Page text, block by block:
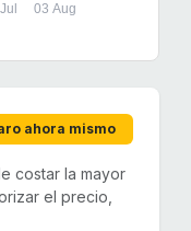
03 Aug
ahora mismo
costar la mayor
el precio,